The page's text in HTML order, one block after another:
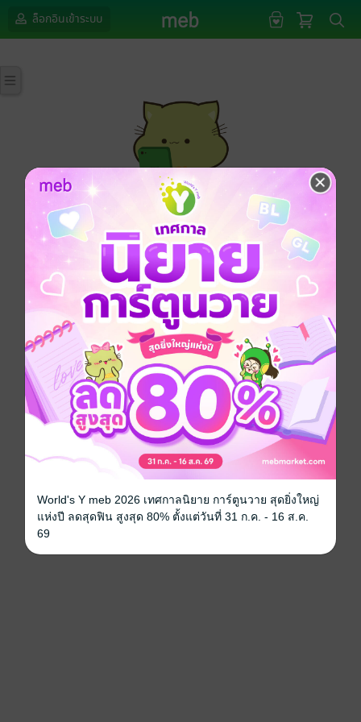
ล็อกอินเข้าระบบ
กรุณาเข้าสู่ระบบก่อนดำเนินรายการด้วยค่ะ
ล็อกอินเข้าระบบ
World's Y meb 2026 เทศกาลนิยาย การ์ตูนวาย สุดยิ่งใหญ่
แห่งปี ลดสุดฟิน สูงสุด 80% ตั้งแต่วันที่ 31 ก.ค. - 16 ส.ค.
69